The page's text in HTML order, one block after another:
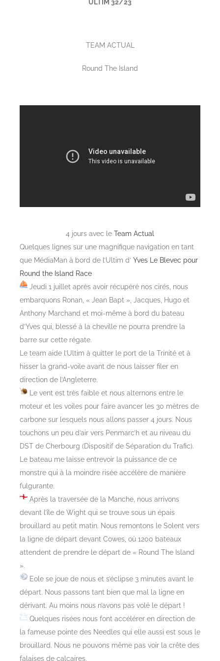
ULTIM 32/23
TEAM ACTUAL
Round The Island
4 jours avec le Team Actual
Quelques lignes sur une magnifique navigation en tant
que MédiaMan à bord de l’Ultim d’ Yves Le Blevec pour
Round the Island Race
Jeudi 1 juillet après avoir récupéré nos cirés, nous
embarquons Ronan, « Jean Bapt », Jacques, Hugo et
Anthony Marchand et moi-même à bord du bateau
d’Yves qui, blessé à la cheville ne pourra prendre la
barre sur cette régate.
Le team aide l’Ultim à quitter le port de la Trinité et à
hisser la grand-voile avant de nous laisser filer en
direction de l’Angleterre.
Le vent est très faible et nous alternons entre le
moteur et les voiles pour faire avancer les 30 mètres de
carbone sur lesquels nous allons passer 4 jours. Nous
touchons un peu d’air vers Penmarc’h et au niveau du
DST de Cherbourg (Dispositif de Séparation du Trafic).
Le bateau me laisse entrevoir la puissance de ce
monstre qui à la moindre risée accélère de manière
fulgurante.
Après la traversée de la Manche, nous arrivons
devant l’île de Wight qui se trouve sous un épais
brouillard au petit matin. Nous remontons le Solent vers
la ligne de départ devant Cowes, où 1200 bateaux
attendent de prendre le départ de « Round The Island
».
Eole se joue de nous et s’éclipse 3 minutes avant le
départ. Nous passons tant bien que mal la ligne en
dérivant. Au moins nous n’avons pas volé le départ !
Quelques risées nous font accélérer en direction de
la fameuse pointe des Needles qui elle aussi est sous le
brouillard. Nous ne pouvons même pas voir la crête des
falaises de calcaires.